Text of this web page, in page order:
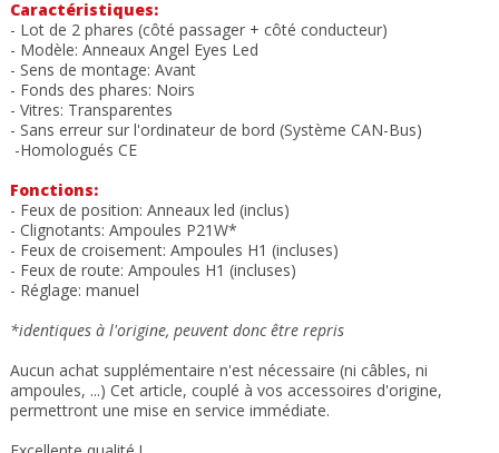
Caractéristiques:
- Lot de 2 phares (côté passager + côté conducteur)
- Modèle: Anneaux Angel Eyes Led
- Sens de montage: Avant
- Fonds des phares: Noirs
- Vitres: Transparentes
- Sans erreur sur l'ordinateur de bord (Système CAN-Bus)
-Homologués CE
Fonctions:
- Feux de position: Anneaux led (inclus)
- Clignotants: Ampoules P21W*
- Feux de croisement: Ampoules H1 (incluses)
- Feux de route: Ampoules H1 (incluses)
- Réglage: manuel
*identiques à l'origine, peuvent donc être repris
Aucun achat supplémentaire n'est nécessaire (ni câbles, ni
ampoules, ...) Cet article, couplé à vos accessoires d'origine,
permettront une mise en service immédiate.